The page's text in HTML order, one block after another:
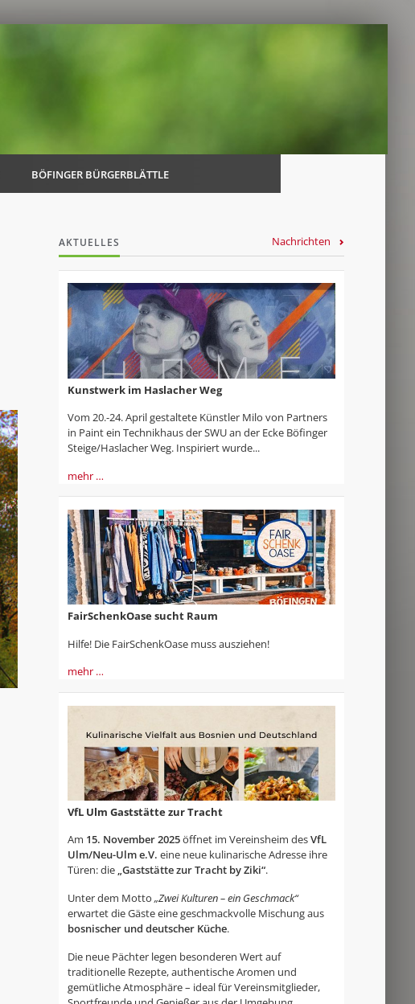
BÖFINGER BÜRGERBLÄTTLE
AKTUELLES Nachrichten
Kunstwerk im Haslacher Weg
Vom 20.-24. April gestaltete Künstler Milo von Partners
in Paint ein Technikhaus der SWU an der Ecke Böfinger
Steige/Haslacher Weg. Inspiriert wurde...
mehr …
FairSchenkOase sucht Raum
Hilfe! Die FairSchenkOase muss ausziehen!
mehr …
VfL Ulm Gaststätte zur Tracht
Am 15. November 2025öffnet im Vereinsheim desVfL
Ulm/Neu-Ulm e.V. eine neue kulinarische Adresse ihre
Türen: die „Gaststätte zur Tracht by Ziki“.
Unter dem Motto „Zwei Kulturen – ein Geschmack“
erwartet die Gäste eine geschmackvolle Mischung aus
bosnischer und deutscher Küche.
Die neue Pächter legen besonderen Wert auf
traditionelle Rezepte, authentische Aromen und
gemütliche Atmosphäre – ideal für Vereinsmitglieder,